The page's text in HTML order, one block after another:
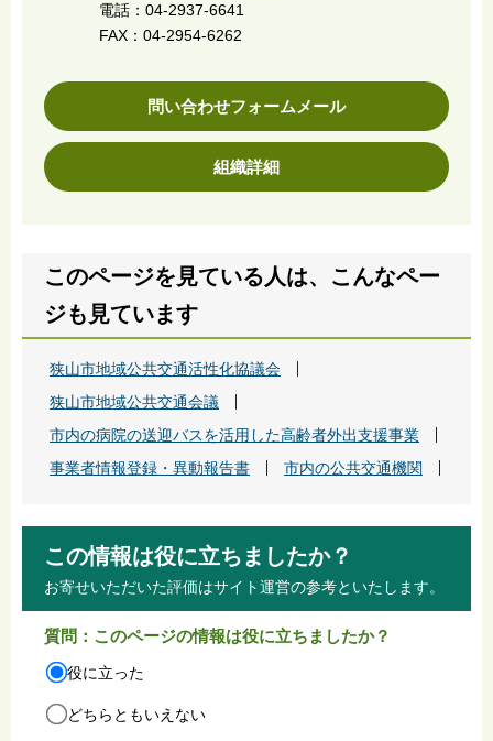
電話：04-2937-6641
FAX：04-2954-6262
問い合わせフォームメール
組織詳細
このページを見ている人は、こんなペー
ジも見ています
狭山市地域公共交通活性化協議会
狭山市地域公共交通会議
市内の病院の送迎バスを活用した高齢者外出支援事業
事業者情報登録・異動報告書
市内の公共交通機関
この情報は役に立ちましたか？
お寄せいただいた評価はサイト運営の参考といたします。
質問：このページの情報は役に立ちましたか？
役に立った
どちらともいえない